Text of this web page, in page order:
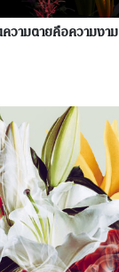
วามตายคือความงาม